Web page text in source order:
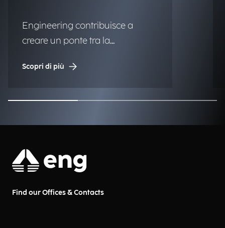
Engineering contribuisce a
creare un ponte tra la
nuova generazione.
Scopri di più
Find our Offices & Contacts